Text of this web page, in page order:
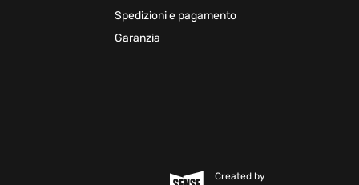
Spedizioni e pagamento
Garanzia
Created by